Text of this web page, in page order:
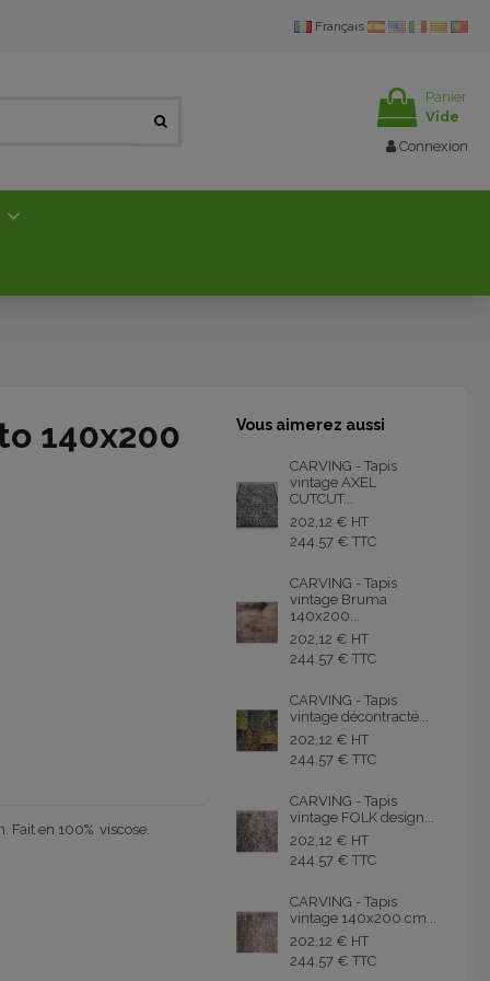
Français
Panier
Vide
Connexion
140x200
. Fait en 100% viscose.
Vous aimerez aussi
CARVING - Tapis
vintage AXEL
CUTCUT...
202,12 € HT
244.57 € TTC
CARVING - Tapis
vintage Bruma
140x200...
202,12 € HT
244.57 € TTC
CARVING - Tapis
vintage décontracté...
202,12 € HT
244.57 € TTC
CARVING - Tapis
vintage FOLK design...
202,12 € HT
244.57 € TTC
CARVING - Tapis
vintage 140x200 cm...
202,12 € HT
244.57 € TTC